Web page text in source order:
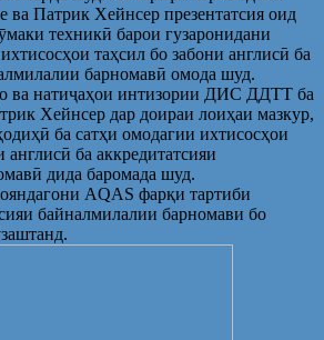
Патрик Хейнсер презентатсия оид
техникӣ барои гузаронидани
таҳсил бо забони англисӣ ба
барномавӣ омода шуд.
ва натиҷаҳои интизории ДИС ДДТТ ба
Хейнсер дар доираи лоиҳаи мазкур,
ба сатҳи омодагии ихтисосҳои
ба аккредитатсияи
дида баромада шуд.
AQAS фарқи тартиби
байналмилалии барномави бо